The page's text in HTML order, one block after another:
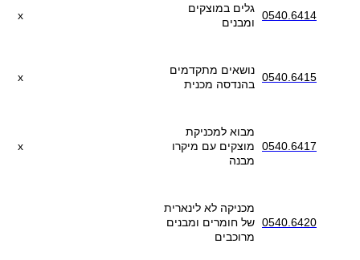
0540.6414
גלים במוצקים
ומבנים
x
0540.6415
נושאים מתקדמים
בהנדסה מכנית
x
0540.6417
מבוא למכניקת
מוצקים עם מיקרו
מבנה
x
0540.6420
מכניקה לא לינארית
של חומרים ומבנים
מרוכבים